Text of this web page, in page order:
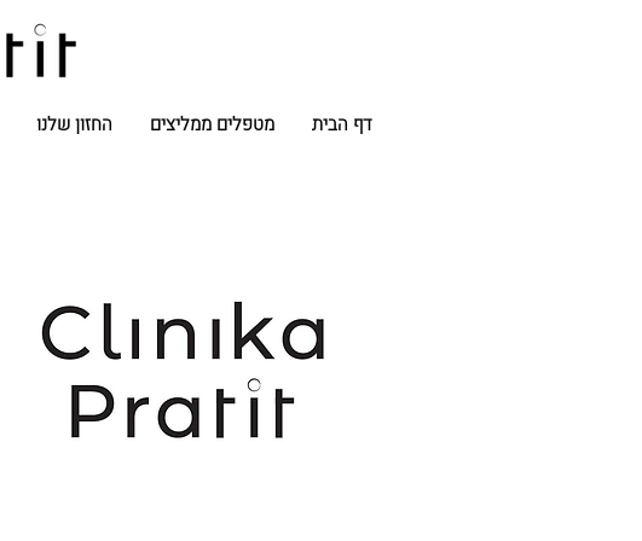
דף הבית מטפלים ממליצים החזון שלנו